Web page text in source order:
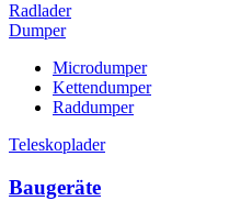
Radlader
Dumper
Microdumper
Kettendumper
Raddumper
Teleskoplader
Baugeräte